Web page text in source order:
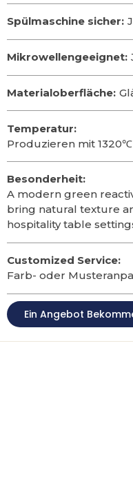
Spülmaschine sicher:
Mikrowellengeeignet:
Materialoberfläche:
Temperatur:
Produzieren mit
Besonderheit:
A modern green
bring natural texture
hospitality table
Customized Service:
Farb- oder
Ein Angebot